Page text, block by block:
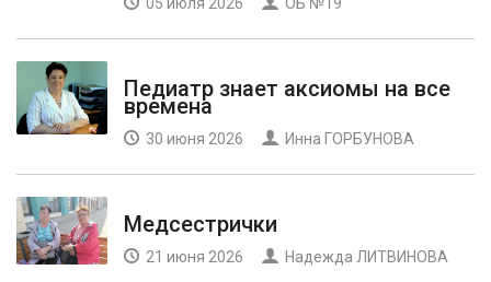
Педиатр знает аксиомы на все
времена
30 июня 2026 Инна ГОРБУНОВА
Медсестрички
21 июня 2026 Надежда ЛИТВИНОВА